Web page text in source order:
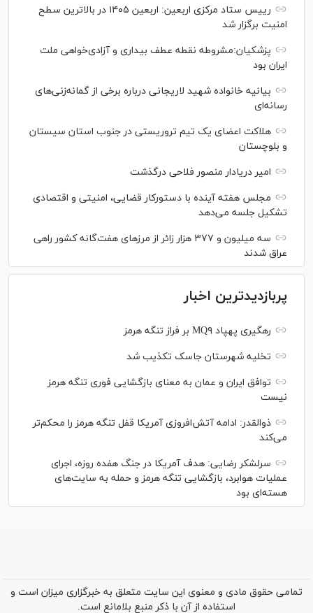
رییس ستاد مرکزی اربعین: اربعین ۱۴۰۵ در بالاترین سطح
امنیت برگزار شد
پزشکیان:مشروطه نقطه عطف بیداری و آزادی‌خواهی ملت
ایران بود
بیانیه خانواده شهید لاریجانی درباره برخی از گمانه‌زنی‌های
رسانه‌ای
هلاکت اعضای یک تیم تروریستی در جنوب استان سیستان
و بلوچستان
امیر دریادار منصور فلاحی درگذشت
مجلس هفته آینده با دستورکار قضایی، امنیتی و اقتصادی
تشکیل جلسه می‌دهد
سه میلیون و ۳۷۷ هزار زائر از مرز‌های هفت‌گانه کشور راهی
عراق شدند
پربازدیدترین اخبار
رهگیری پهپاد MQ۹ بر فراز تنگه هرمز
تخلیه شهرستان جاسک تکذیب شد
توافق ایران و عمان به معنای بازگشایی فوری تنگه هرمز
نیست
ذوالقدر: ادامه آتش‌افروزی آمریکا قفل تنگه هرمز را محکم‌تر
می‌کند
سرلشکر رضایی: هدف آمریکا در جنگ هفده روزه، اجرای
عملیات هوابرد، بازگشایی تنگه هرمز و حمله به سایت‌های
هسته‌ای بود
تمامی حقوق مادی و معنوی این سایت متعلق به خبرگزاری میزان است و
استفاده از آن با ذکر منبع بلامانع است.